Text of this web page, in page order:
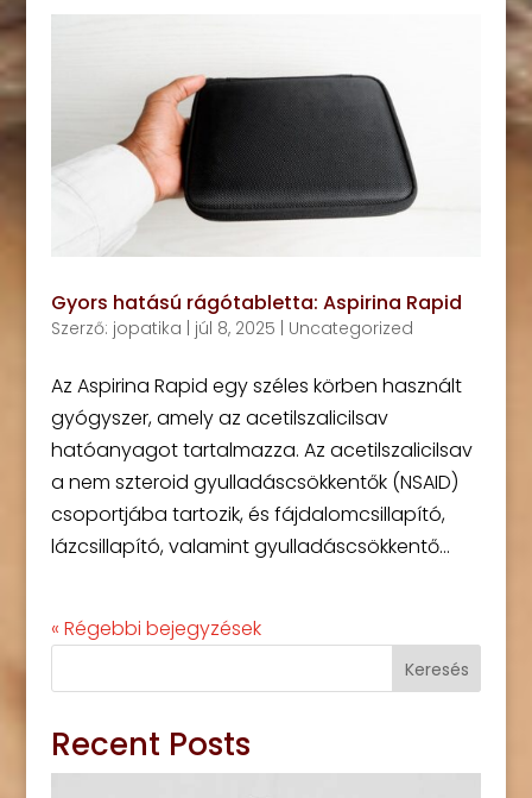
Gyors hatású rágótabletta: Aspirina Rapid
Szerző: jopatika | júl 8, 2025 | Uncategorized
Az Aspirina Rapid egy széles körben használt
gyógyszer, amely az acetilszalicilsav
hatóanyagot tartalmazza. Az acetilszalicilsav
a nem szteroid gyulladáscsökkentők (NSAID)
csoportjába tartozik, és fájdalomcsillapító,
lázcsillapító, valamint gyulladáscsökkentő...
« Régebbi bejegyzések
Keresés
Recent Posts